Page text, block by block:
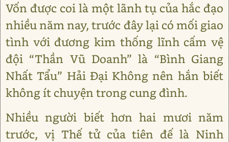
Vốn được coi là một lãnh tụ của hắc đạo
nhiều năm nay, trước đây lại có mối giao
tình với đương kim thống lĩnh cấm vệ
đội “Thần Vũ Doanh” là “Bình Giang
Nhất Tẩu” Hải Đại Không nên hắn biết
không ít chuyện trong cung đình.
Nhiều người biết hơn hai mươi năm
trước, vị Thế tử của tiên đế là Ninh